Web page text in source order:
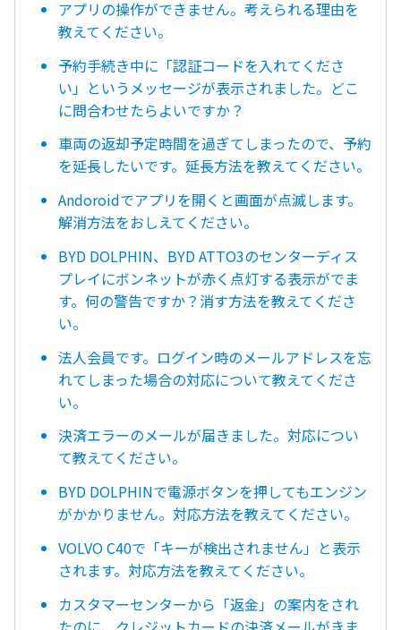
アプリの操作ができません。考えられる理由を
教えてください。
予約手続き中に「認証コードを入れてくださ
い」というメッセージが表示されました。どこ
に問合わせたらよいですか？
車両の返却予定時間を過ぎてしまったので、予約
を延長したいです。延長方法を教えてください。
Andoroidでアプリを開くと画面が点滅します。
解消方法をおしえてください。
BYD DOLPHIN、BYD ATTO3のセンターディス
プレイにボンネットが赤く点灯する表示がでま
す。何の警告ですか？消す方法を教えてくださ
い。
法人会員です。ログイン時のメールアドレスを忘
れてしまった場合の対応について教えてくださ
い。
決済エラーのメールが届きました。対応につい
て教えてください。
BYD DOLPHINで電源ボタンを押してもエンジン
がかかりません。対応方法を教えてください。
VOLVO C40で「キーが検出されません」と表示
されます。対応方法を教えてください。
カスタマーセンターから「返金」の案内をされ